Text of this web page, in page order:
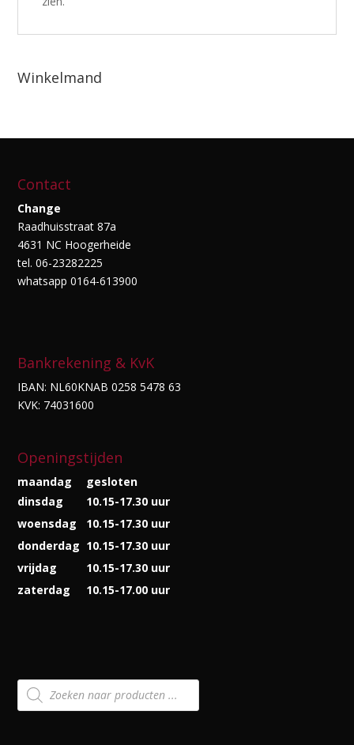
Winkelmand
Contact
Change
Raadhuisstraat 87a
4631 NC Hoogerheide
tel. 06-23282225
whatsapp 0164-613900
Bankrekening & KvK
IBAN: NL60KNAB 0258 5478 63
KVK: 74031600
Openingstijden
maandag
gesloten
dinsdag
10.15-17.30 uur
woensdag
10.15-17.30 uur
donderdag 10.15-17.30 uur
vrijdag
10.15-17.30 uur
zaterdag
10.15-17.00 uur
Producten
zoeken